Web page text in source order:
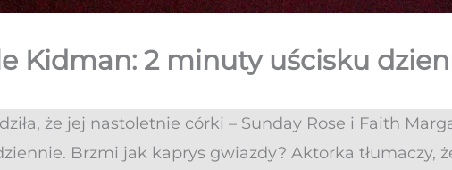
Kidman: 2 minuty uścisku
że jej nastoletnie córki – Sunday Rose i Faith
Brzmi jak kaprys gwiazdy? Aktorka tłumaczy,